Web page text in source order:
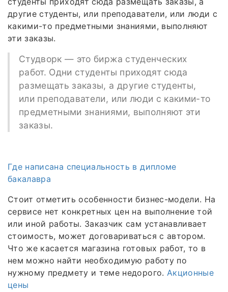
другие студенты, или преподаватели, или люди с
какими-то предметными знаниями, выполняют
эти заказы.
Студворк — это биржа студенческих
работ. Одни студенты приходят сюда
размещать заказы, а другие студенты,
или преподаватели, или люди с какими-то
предметными знаниями, выполняют эти
заказы.
Где написана специальность в дипломе
бакалавра
Стоит отметить особенности бизнес-модели. На
сервисе нет конкретных цен на выполнение той
или иной работы. Заказчик сам устанавливает
стоимость, может договариваться с автором.
Что же касается магазина готовых работ, то в
нем можно найти необходимую работу по
нужному предмету и теме недорого. Акционные
цены